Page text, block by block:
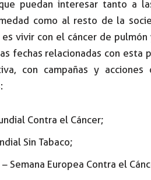
puedan interesar tanto a
como al resto de la
vivir con el cáncer de
fechas relacionadas con esta
con campañas y acciones
Contra el Cáncer;
Sin Tabaco;
Semana Europea Contra el